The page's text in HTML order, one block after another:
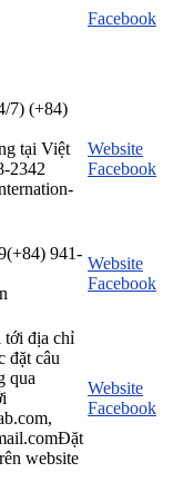
Facebook
7) (+84)
tại Việt
2342
Website
Facebook
941-
Website
Facebook
tới địa chỉ
đặt câu
qua
website
Website
Facebook